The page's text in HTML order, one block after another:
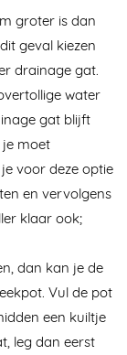
groter is dan
geval kiezen
drainage gat.
water
gat blijft
moet
voor deze optie
en vervolgens
klaar ook;
dan kan je de
Vul de pot
een kuiltje
leg dan eerst